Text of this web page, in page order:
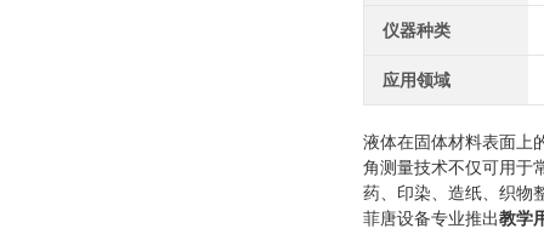
仪器种类
应用领域
液体在固体材料表面上
角测量技术不仅可用于
药、印染、造纸、织物
菲唐设备专业推出教学